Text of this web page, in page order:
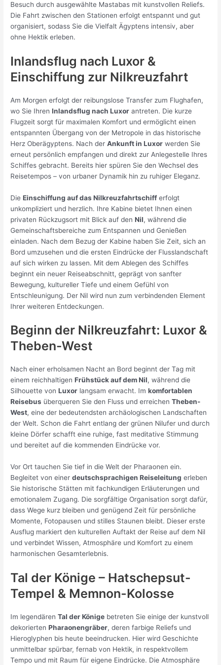
Besuch durch ausgewählte Mastabas mit kunstvollen Reliefs.
Die Fahrt zwischen den Stationen erfolgt entspannt und gut
organisiert, sodass Sie die Vielfalt Ägyptens intensiv, aber
ohne Hektik erleben.
Inlandsflug nach Luxor &
Einschiffung zur Nilkreuzfahrt
Am Morgen erfolgt der reibungslose Transfer zum Flughafen,
wo Sie IhrenInlandsflug nach Luxor antreten. Die kurze
Flugzeit sorgt für maximalen Komfort und ermöglicht einen
entspannten Übergang von der Metropole in das historische
Herz Oberägyptens. Nach derAnkunft in Luxor werden Sie
erneut persönlich empfangen und direkt zur Anlegestelle Ihres
Schiffes gebracht. Bereits hier spüren Sie den Wechsel des
Reisetempos – von urbaner Dynamik hin zu ruhiger Eleganz.
DieEinschiffung auf das Nilkreuzfahrtschiff erfolgt
unkompliziert und herzlich. Ihre Kabine bietet Ihnen einen
privaten Rückzugsort mit Blick auf denNil, während die
Gemeinschaftsbereiche zum Entspannen und Genießen
einladen. Nach dem Bezug der Kabine haben Sie Zeit, sich an
Bord umzusehen und die ersten Eindrücke der Flusslandschaft
auf sich wirken zu lassen. Mit dem Ablegen des Schiffes
beginnt ein neuer Reiseabschnitt, geprägt von sanfter
Bewegung, kultureller Tiefe und einem Gefühl von
Entschleunigung. Der Nil wird nun zum verbindenden Element
Ihrer weiteren Entdeckungen.
Beginn der Nilkreuzfahrt: Luxor &
Theben-West
Nach einer erholsamen Nacht an Bord beginnt der Tag mit
einem reichhaltigenFrühstück auf dem Nil, während die
Silhouette vonLuxor langsam erwacht. Imkomfortablen
Reisebus überqueren Sie den Fluss und erreichenTheben-
West, eine der bedeutendsten archäologischen Landschaften
der Welt. Schon die Fahrt entlang der grünen Nilufer und durch
kleine Dörfer schafft eine ruhige, fast meditative Stimmung
und bereitet auf die kommenden Eindrücke vor.
Vor Ort tauchen Sie tief in die Welt der Pharaonen ein.
Begleitet von einerdeutschsprachigen Reiseleitung erleben
Sie historische Stätten mit fachkundigen Erläuterungen und
emotionalem Zugang. Die sorgfältige Organisation sorgt dafür,
dass Wege kurz bleiben und genügend Zeit für persönliche
Momente, Fotopausen und stilles Staunen bleibt. Dieser erste
Ausflug markiert den kulturellen Auftakt der Reise auf dem Nil
und verbindet Wissen, Atmosphäre und Komfort zu einem
harmonischen Gesamterlebnis.
Tal der Könige – Hatschepsut-
Tempel & Memnon-Kolosse
Im legendärenTal der Könige betreten Sie einige der kunstvoll
dekoriertenPharaonengräber, deren farbige Reliefs und
Hieroglyphen bis heute beeindrucken. Hier wird Geschichte
unmittelbar spürbar, fernab von Hektik, in respektvollem
Tempo und mit Raum für eigene Eindrücke. Die Atmosphäre